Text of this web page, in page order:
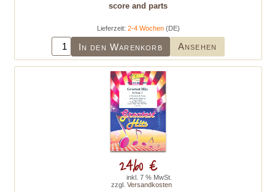
score and parts
Lieferzeit: 2-4 Wochen(DE)
In den Warenkorb Ansehen
24,60 €
inkl. 7 % MwSt.
zzgl. Versandkosten